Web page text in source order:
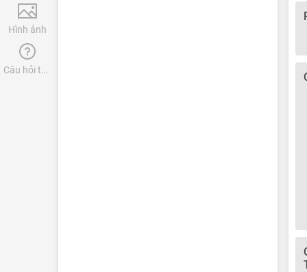
Hình ảnh
Câu hỏi thường gặp